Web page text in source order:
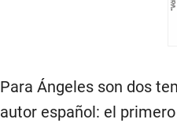
Para Ángeles son dos
autor español: el